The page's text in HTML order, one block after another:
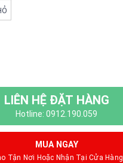
LIÊN HỆ ĐẶT HÀNG
Hotline: 0912.190.059
MUA NGAY
Tận Nơi Hoặc Nhận Tại Cửa Hàng